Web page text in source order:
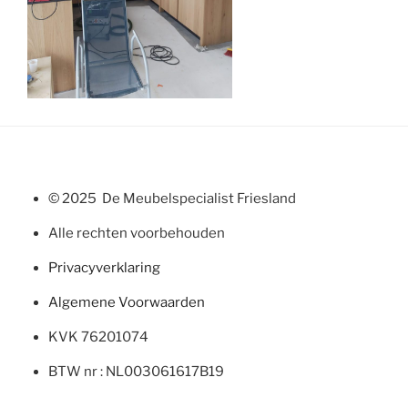
© 2025 De Meubelspecialist Friesland
Alle rechten voorbehouden
Privacyverklaring
Algemene Voorwaarden
KVK 76201074
BTW nr : NL003061617B19